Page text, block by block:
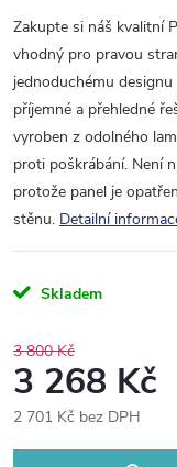
Zakupte si náš kvalitní
vhodný pro pravou
jednoduchému
příjemné a přehledné
vyroben z odolného
proti poškrábání. Není
protože panel je
stěnu. Detailní
Skladem
3 800 Kč
3 268 Kč
2 701 Kč bez DPH